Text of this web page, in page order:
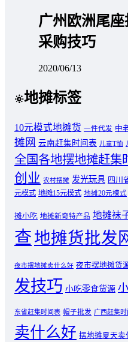
广州欧洲尾
采购技巧
2020/06/13
地摊标签
10元模式地摊货 一件代发 中
摊网 云南赶集时间表 儿童T恤
全国各地摆地摊赶集
创业 农村摆摊 发光玩具 四川
元模式 地摊15元模式 地摊20元模式
摊小吃 地摊新奇特产品 地摊袜
查地摊货批发
夜市摆地摊卖什么好 夜市摆地摊货
发技巧 小吃零食货源
东省赶集时间表 帽子批发 广西赶集
卖什么好 摆地摊夏天卖